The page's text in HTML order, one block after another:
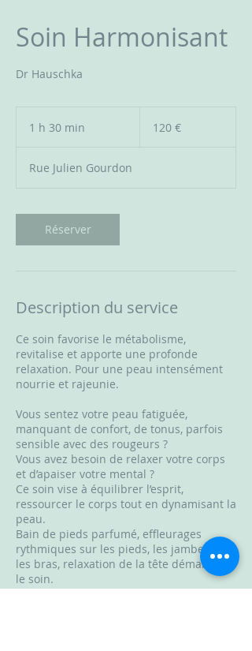
Soin Harmonisant
Dr Hauschka
1 h 30 min
m
120 €
Rue Julien Gourdon
Réserver
Description du service
Ce soin favorise le métabolisme,
revitalise et apporte une profonde
relaxation. Pour une peau intensément
nourrie et rajeunie.
Vous sentez votre peau fatiguée,
manquant de confort, de tonus, parfois
sensible avec des rougeurs ?
Vous avez besoin de relaxer votre corps
et d’apaiser votre mental ?
Ce soin vise à équilibrer l’esprit,
ressourcer le corps tout en dynamisant la
peau.
Bain de pieds parfumé, effleurages
rythmiques sur les pieds, les jambes et
les bras, relaxation de la tête démarrent
le soin.
Le corps se détend, la peau est réceptive